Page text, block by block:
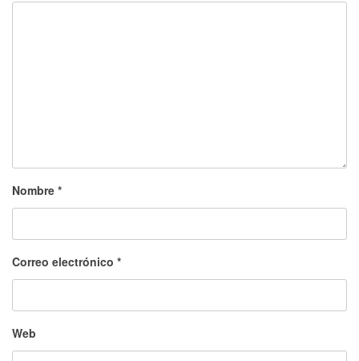
Nombre *
Correo electrónico *
Web